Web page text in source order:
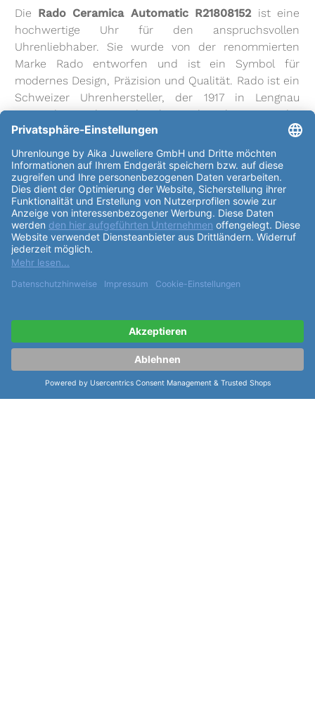
Die Rado Ceramica Automatic R21808152 ist eine
hochwertige Uhr für den anspruchsvollen
Uhrenliebhaber. Sie wurde von der renommierten
Marke Rado entworfen und ist ein Symbol für
modernes Design, Präzision und Qualität. Rado ist ein
Schweizer Uhrenhersteller, der 1917 in Lengnau
gegründet wurde. Seitdem hat Rado sich zu einer der
führenden Uhrenmarken der Welt entwickelt. Die
Rado Ceramica Automatic R21808152 ist ein
Meisterwerk in Design und Funktion. DasGehäuseist
aus Edelstahl/PVD und Hightech-Keramik gefertigt
und hat eine rechteckige Form mit einem
Durchmesservon 30,0x41,7mm und einerHöhe
12,3mm. Die Uhr ist bis zu 50m wasserdicht und
wiegt nur 126g. Das
und das Uhrwerk ist ein Automatikwerk mit einer
Gangreserve von bis zu 38h. DasZifferblatt
Armbandist ebenfalls aus Edelstahl/PVD und
Hightech-Keramik gefertigt und hat eine schwarze
Farbe. DieSchließeist eine Faltschliesse. DieRado
Ceramica Automatic R21808152verfügt über eine
Datumsanzeige und eine Zentralsekunde. Diese Uhr
ist eine perfekte Kombination aus modernem Design